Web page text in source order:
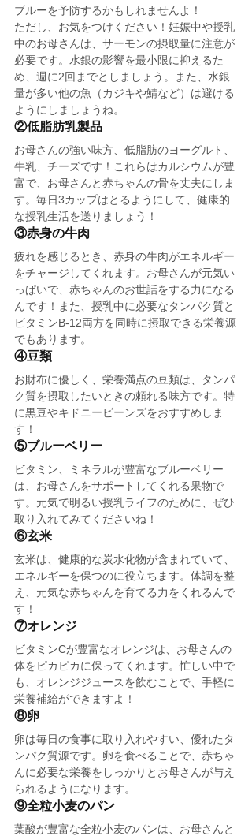
ブルーを予防するかもしれませんよ！
ただし、お気をつけください！妊娠中や授乳
中のお母さんは、サーモンの摂取量に注意が
必要です。水銀の影響を最小限に抑えるた
め、週に2回までとしましょう。また、水銀
量が多い他の魚（カジキや鯖など）は避ける
ようにしましょうね。
②低脂肪乳製品
お母さんの強い味方、低脂肪のヨーグルト、
牛乳、チーズです！これらはカルシウムが豊
富で、お母さんと赤ちゃんの骨を丈夫にしま
す。毎日3カップはとるようにして、健康的
な授乳生活を送りましょう！
③赤身の牛肉
疲れを感じるとき、赤身の牛肉がエネルギー
をチャージしてくれます。お母さんが元気い
っぱいで、赤ちゃんのお世話をする力になる
んです！また、授乳中に必要なタンパク質と
ビタミンB-12両方を同時に摂取できる栄養源
でもあります。
④豆類
お財布に優しく、栄養満点の豆類は、タンパ
ク質を摂取したいときの頼れる味方です。特
に黒豆やキドニービーンズをおすすめしま
す！
⑤ブルーベリー
ビタミン、ミネラルが豊富なブルーベリー
は、お母さんをサポートしてくれる果物で
す。元気で明るい授乳ライフのために、ぜひ
取り入れてみてくださいね！
⑥玄米
玄米は、健康的な炭水化物が含まれていて、
エネルギーを保つのに役立ちます。体調を整
え、元気な赤ちゃんを育てる力をくれるんで
す！
⑦オレンジ
ビタミンCが豊富なオレンジは、お母さんの
体をピカピカに保ってくれます。忙しい中で
も、オレンジジュースを飲むことで、手軽に
栄養補給ができますよ！
⑧卵
卵は毎日の食事に取り入れやすい、優れたタ
ンパク質源です。卵を食べることで、赤ちゃ
んに必要な栄養をしっかりとお母さんが与え
られるようになります。
⑨全粒小麦のパン
葉酸が豊富な全粒小麦のパンは、お母さんと